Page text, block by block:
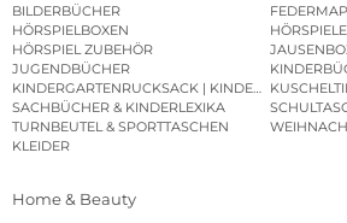
BILDERBÜCHER
HÖRSPIELBOXEN
HÖRSPIEL ZUBEHÖR
JUGENDBÜCHER
KINDERGARTENRUCKSACK |
SACHBÜCHER & KINDERLEXIKA
TURNBEUTEL & SPORTTASCHEN
KLEIDER
Home & Beauty